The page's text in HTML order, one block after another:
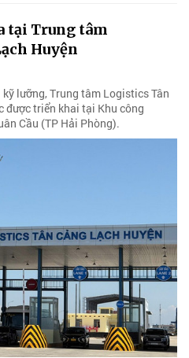
tại Trung tâm
Huyện
lưỡng, Trung tâm Logistics Tân
được triển khai tại Khu công
Cầu (TP Hải Phòng).